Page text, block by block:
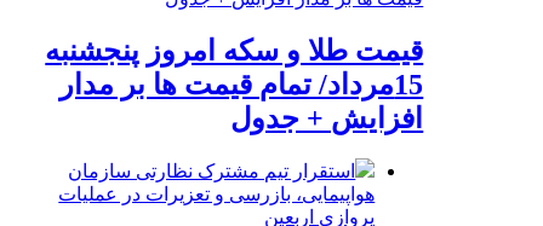
قیمت طلا و سکه امروز پنجشنبه
15مرداد/ تمام قیمت ها بر مدار
افزایش + جدول
استقرار تیم مشترک نظارتی سازمان
هواپیمایی، بازرسی و تعزیرات در عملیات
پروازی اربعین